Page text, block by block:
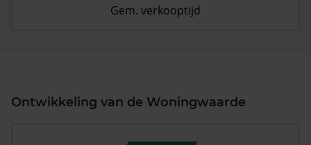
Gem. verkooptijd
Ontwikkeling van de Woningwaarde